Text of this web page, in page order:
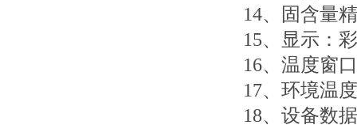
14、固含量
15、显示：
16、温度窗
17、环境温
18、设备数